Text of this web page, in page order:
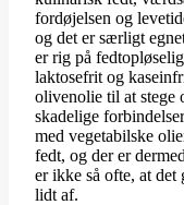
fordøjelsen og
og det er særligt
er rig på
laktosefrit og
olivenolie til at stege
skadelige
med vegetabilske
fedt, og der er
er ikke så ofte, at det
lidt af.